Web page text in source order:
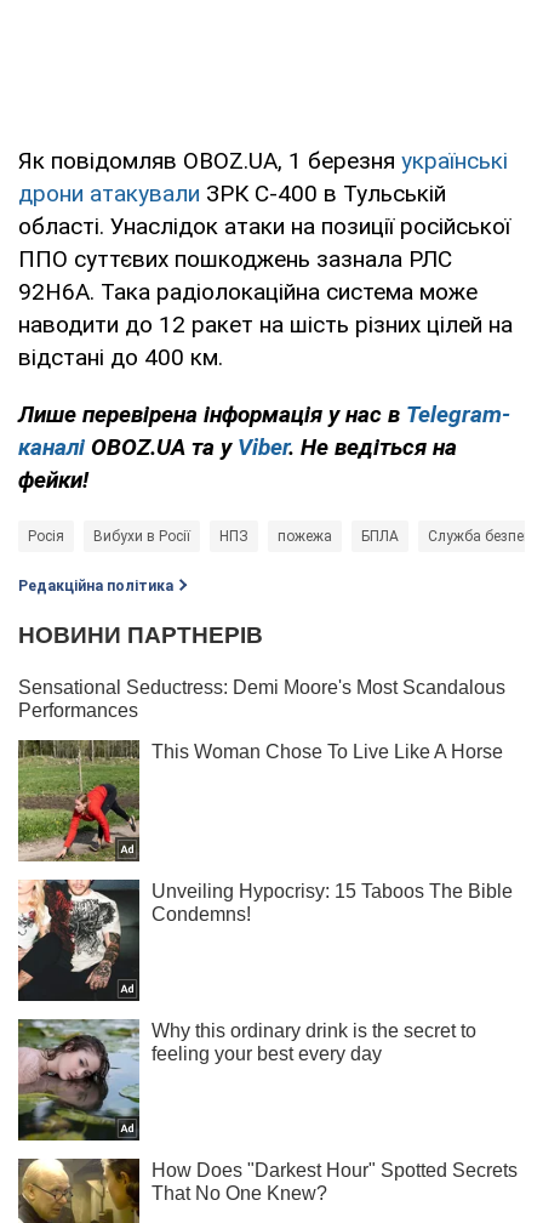
Як повідомляв OBOZ.UA, 1 березня українські
дрони атакували ЗРК С-400 в Тульській
області. Унаслідок атаки на позиції російської
ППО суттєвих пошкоджень зазнала РЛС
92Н6А. Така радіолокаційна система може
наводити до 12 ракет на шість різних цілей на
відстані до 400 км.
Лише перевірена інформація у нас в Telegram-
каналі OBOZ.UA та у Viber. Не ведіться на
фейки!
Росія Вибухи в Росії НПЗ пожежа БПЛА Служба безпеки
Редакційна політика